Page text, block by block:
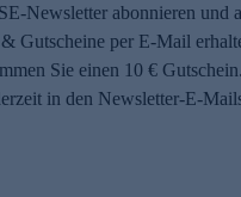
Newsletter abonnieren und
Gutscheine per E-Mail
Sie einen 10 €
in den Newsletter-E-